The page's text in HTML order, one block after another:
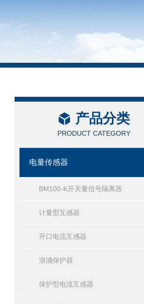
产品分类
PRODUCT CATEGORY
电量传感器
BM100-K开关量信号隔离器
计量型互感器
开口电流互感器
浪涌保护器
保护型电流互感器